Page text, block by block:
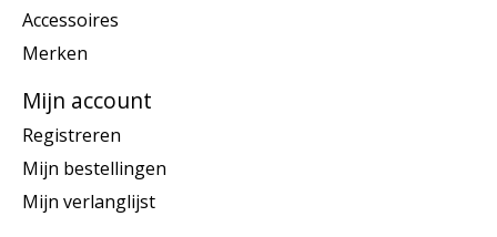
Accessoires
Merken
Mijn account
Registreren
Mijn bestellingen
Mijn verlanglijst